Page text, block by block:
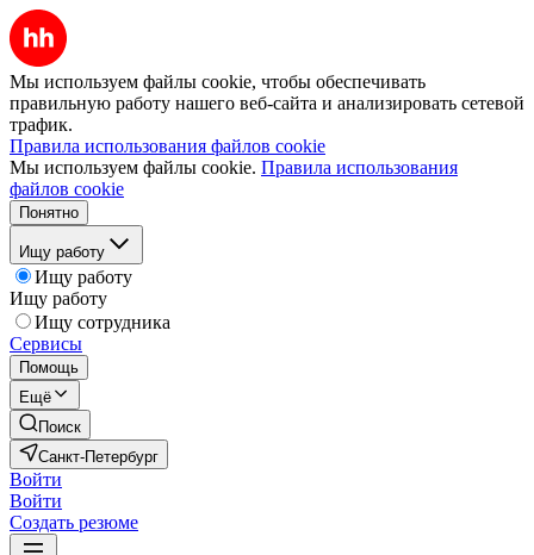
Мы используем файлы cookie, чтобы обеспечивать
правильную работу нашего веб-сайта и анализировать сетевой
трафик.
Правила использования файлов cookie
Мы используем файлы cookie. Правила использования
файлов cookie
Понятно
Ищу работу
Ищу работу
Ищу работу
Ищу сотрудника
Сервисы
Помощь
Ещё
Поиск
Санкт-Петербург
Войти
Войти
Создать резюме